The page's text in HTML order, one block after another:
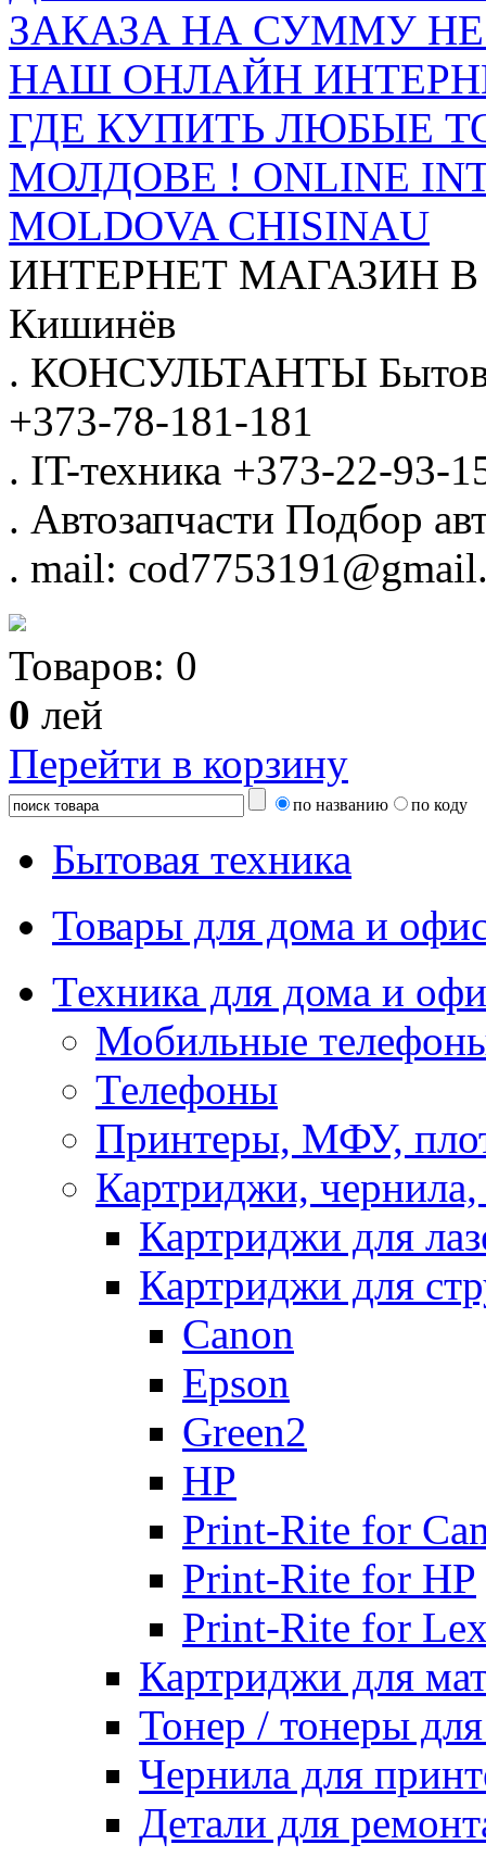
ЗАКАЗА НА СУММУ НЕ
НАШ ОНЛАЙН
ГДЕ КУПИТЬ ЛЮБЫЕ
МОЛДОВЕ ! ONLINE
MOLDOVA CHISINAU
ИНТЕРНЕТ МАГАЗИН
Кишинёв
. КОНСУЛЬТАНТЫ
+373-78-181-181
. IT-техника +373-22-93-
. Автозапчасти Подбор
. mail:
Товаров: 0
0 лей
Перейти в корзину
по названию по коду
Бытовая техника
Товары для дома и
Техника для дома и
Мобильные
Телефоны
Принтеры, МФУ,
Картриджи,
Картриджи для
Картриджи для
Canon
Epson
Green2
HP
Print-Rite for
Print-Rite for HP
Print-Rite for
Картриджи для
Тонер / тонеры
Чернила для
Детали для